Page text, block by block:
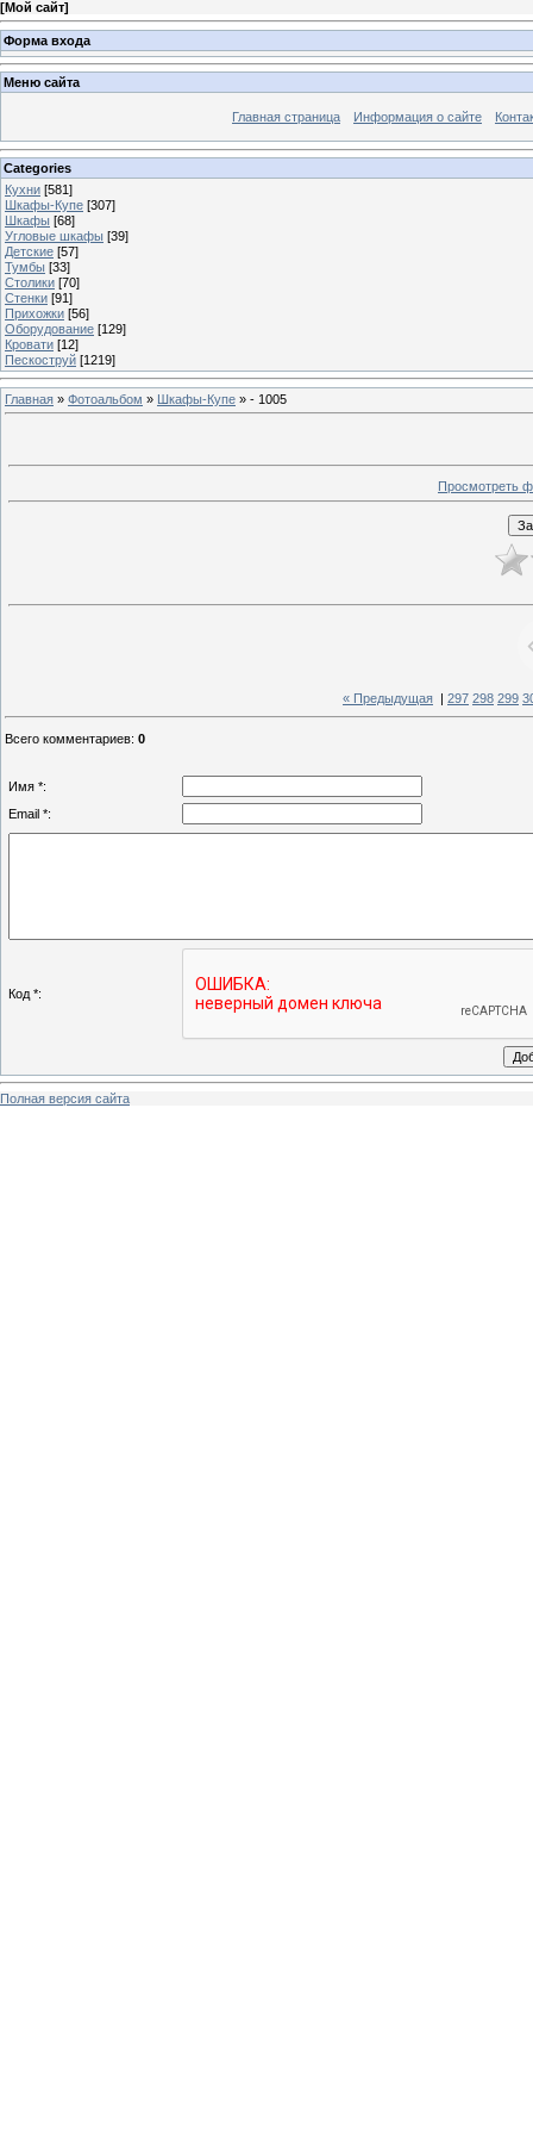
[Мой сайт]
Форма входа
Меню сайта
Главная страница Информация о сайте
Categories
Кухни [581]
Шкафы-Купе [307]
Шкафы [68]
Угловые шкафы [39]
Детские [57]
Тумбы [33]
Столики [70]
Стенки [91]
Прихожки [56]
Оборудование [129]
Кровати [12]
Пескоструй [1219]
Главная » Фотоальбом » Шкафы-Купе » - 1005
Просмотреть
« Предыдущая 297 298 299
Всего комментариев: 0
Имя *:
Email *:
Код *:
Полная версия сайта